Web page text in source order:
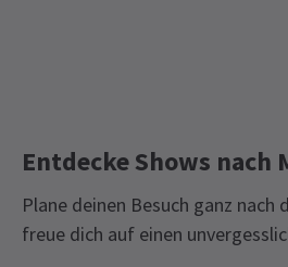
Entdecke Shows nach
Plane deinen Besuch ganz nach
freue dich auf einen